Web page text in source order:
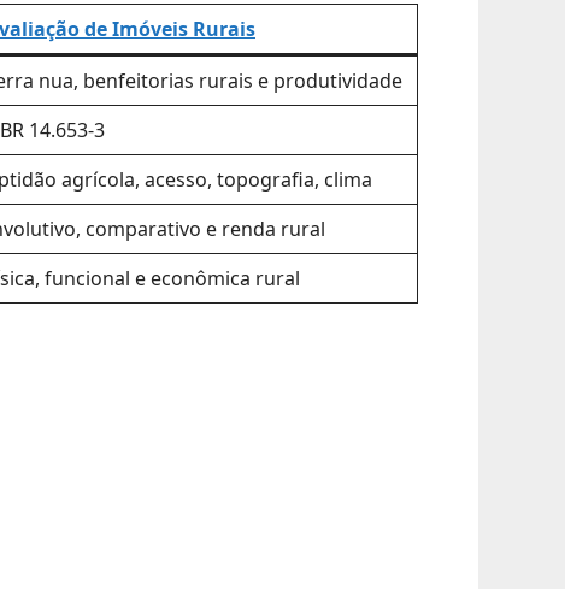
de Imóveis Rurais
nua, benfeitorias rurais e produtividade
14.653-3
agrícola, acesso, topografia, clima
comparativo e renda rural
funcional e econômica rural